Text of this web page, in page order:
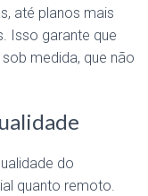
até planos mais
Isso garante que
medida, que não
do
quanto remoto.